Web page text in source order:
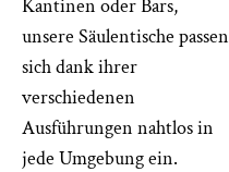
Kantinen oder Bars,
unsere Säulentische passen
sich dank ihrer
verschiedenen
Ausführungen nahtlos in
jede Umgebung ein.